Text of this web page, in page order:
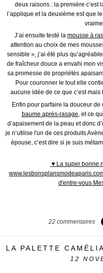
deux raisons : la première c’est
l’applique et la deuxième est que
J’ai ensuite testé la mousse à
attention au choix de mes
sensible », j’ai été plus
de fraîcheur douce a envahi mon
sa promesse de propriétés
Pour couronner le tout elle
aucune idée de ce que c’est
Enfin pour parfaire la douceur de
baume après-rasage , et ce
d’apaisement de la peau et donc
je n’utilise l'un de ces produits
épouse, c’est dire si je suis
♥ La super bonne
d'entre-vous
22 commentaires
LA PALETTE
12